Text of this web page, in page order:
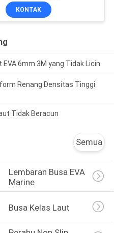
KONTAK
6mm 3M yang Tidak Licin
Renang Densitas Tinggi
Tidak Beracun
Semua
Lembaran Busa EVA
Marine
Busa Kelas Laut